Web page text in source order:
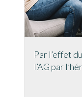
Par l’effet
l’AG par